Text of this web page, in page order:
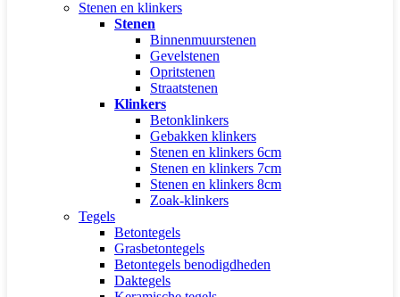
Stenen en klinkers
Stenen
Binnenmuurstenen
Gevelstenen
Opritstenen
Straatstenen
Klinkers
Betonklinkers
Gebakken klinkers
Stenen en klinkers 6cm
Stenen en klinkers 7cm
Stenen en klinkers 8cm
Zoak-klinkers
Tegels
Betontegels
Grasbetontegels
Betontegels benodigdheden
Daktegels